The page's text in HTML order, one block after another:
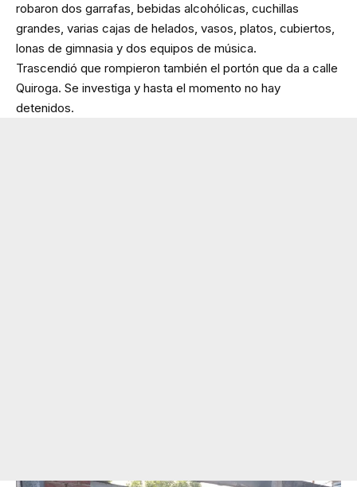
robaron dos garrafas, bebidas alcohólicas, cuchillas
grandes, varias cajas de helados, vasos, platos, cubiertos,
lonas de gimnasia y dos equipos de música.
Trascendió que rompieron también el portón que da a calle
Quiroga. Se investiga y hasta el momento no hay
detenidos.